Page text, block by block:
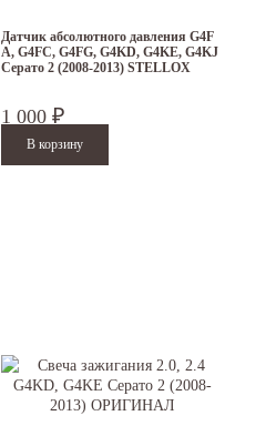
Датчик абсолютного давления G4F
A, G4FC, G4FG, G4KD, G4KE, G4KJ
Серато 2 (2008-2013) STELLOX
1 000 ₽